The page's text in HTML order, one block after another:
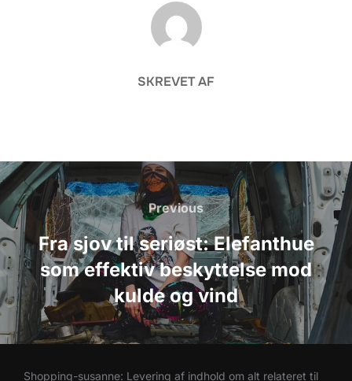
FORFATTER
SKREVET AF
Indlægsnavigation
Previous
Previous
Fra sjov til seriøst: Elefanthue
som effektiv beskyttelse mod
kulde og vind
Shopping-susanne: Levering af indhold om alt relateret til